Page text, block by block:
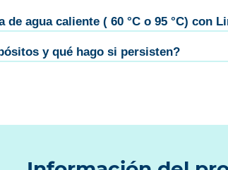
agua caliente ( 60 °C o 95 °C) con
y qué hago si persisten?